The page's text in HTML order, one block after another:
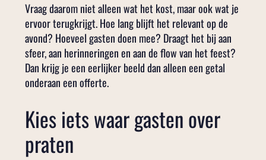
Vraag daarom niet alleen wat het kost, maar ook wat je
ervoor terugkrijgt. Hoe lang blijft het relevant op de
avond? Hoeveel gasten doen mee? Draagt het bij aan
sfeer, aan herinneringen en aan de flow van het feest?
Dan krijg je een eerlijker beeld dan alleen een getal
onderaan een offerte.
Kies iets waar gasten over
praten